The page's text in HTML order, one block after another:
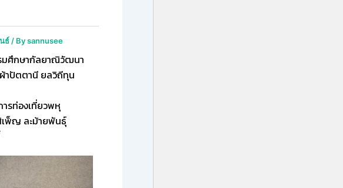
ธ์ / Bysannusee
มศึกษากัลยาณิวัฒนา
าปัตตานี ยลวิถีทุน
รท่องเที่ยวพหุ
เพ็ญ ละม้ายพันธุ์